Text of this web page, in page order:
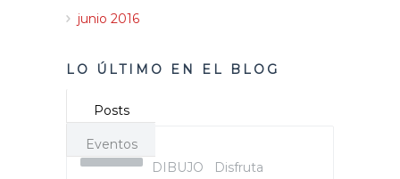
junio 2016
LO ÚLTIMO EN EL BLOG
Posts
Eventos
DIBUJO Disfruta